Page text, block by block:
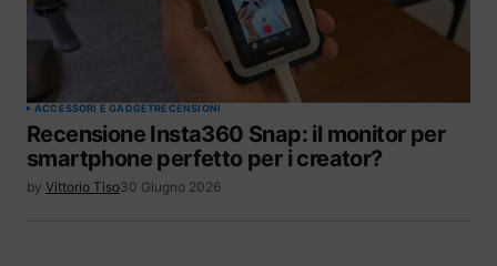
ACCESSORI E GADGETRECENSIONI
Recensione Insta360 Snap: il monitor per
smartphone perfetto per i creator?
by Vittorio Tiso30 Giugno 2026